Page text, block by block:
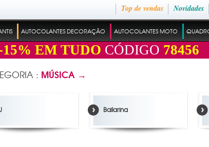
Novidades
Top de vendas
AUTOCOLANTES DECORAÇÃO AUTOCOLANTES MOTO
15% EM TUDO CÓDIGO 78456
: MÚSICA →
Bailarina